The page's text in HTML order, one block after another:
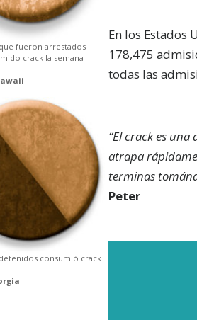
fueron arrestados
crack la semana
consumió crack
En los Estados
178,475
todas las
“El crack es una
atrapa
terminas
Peter